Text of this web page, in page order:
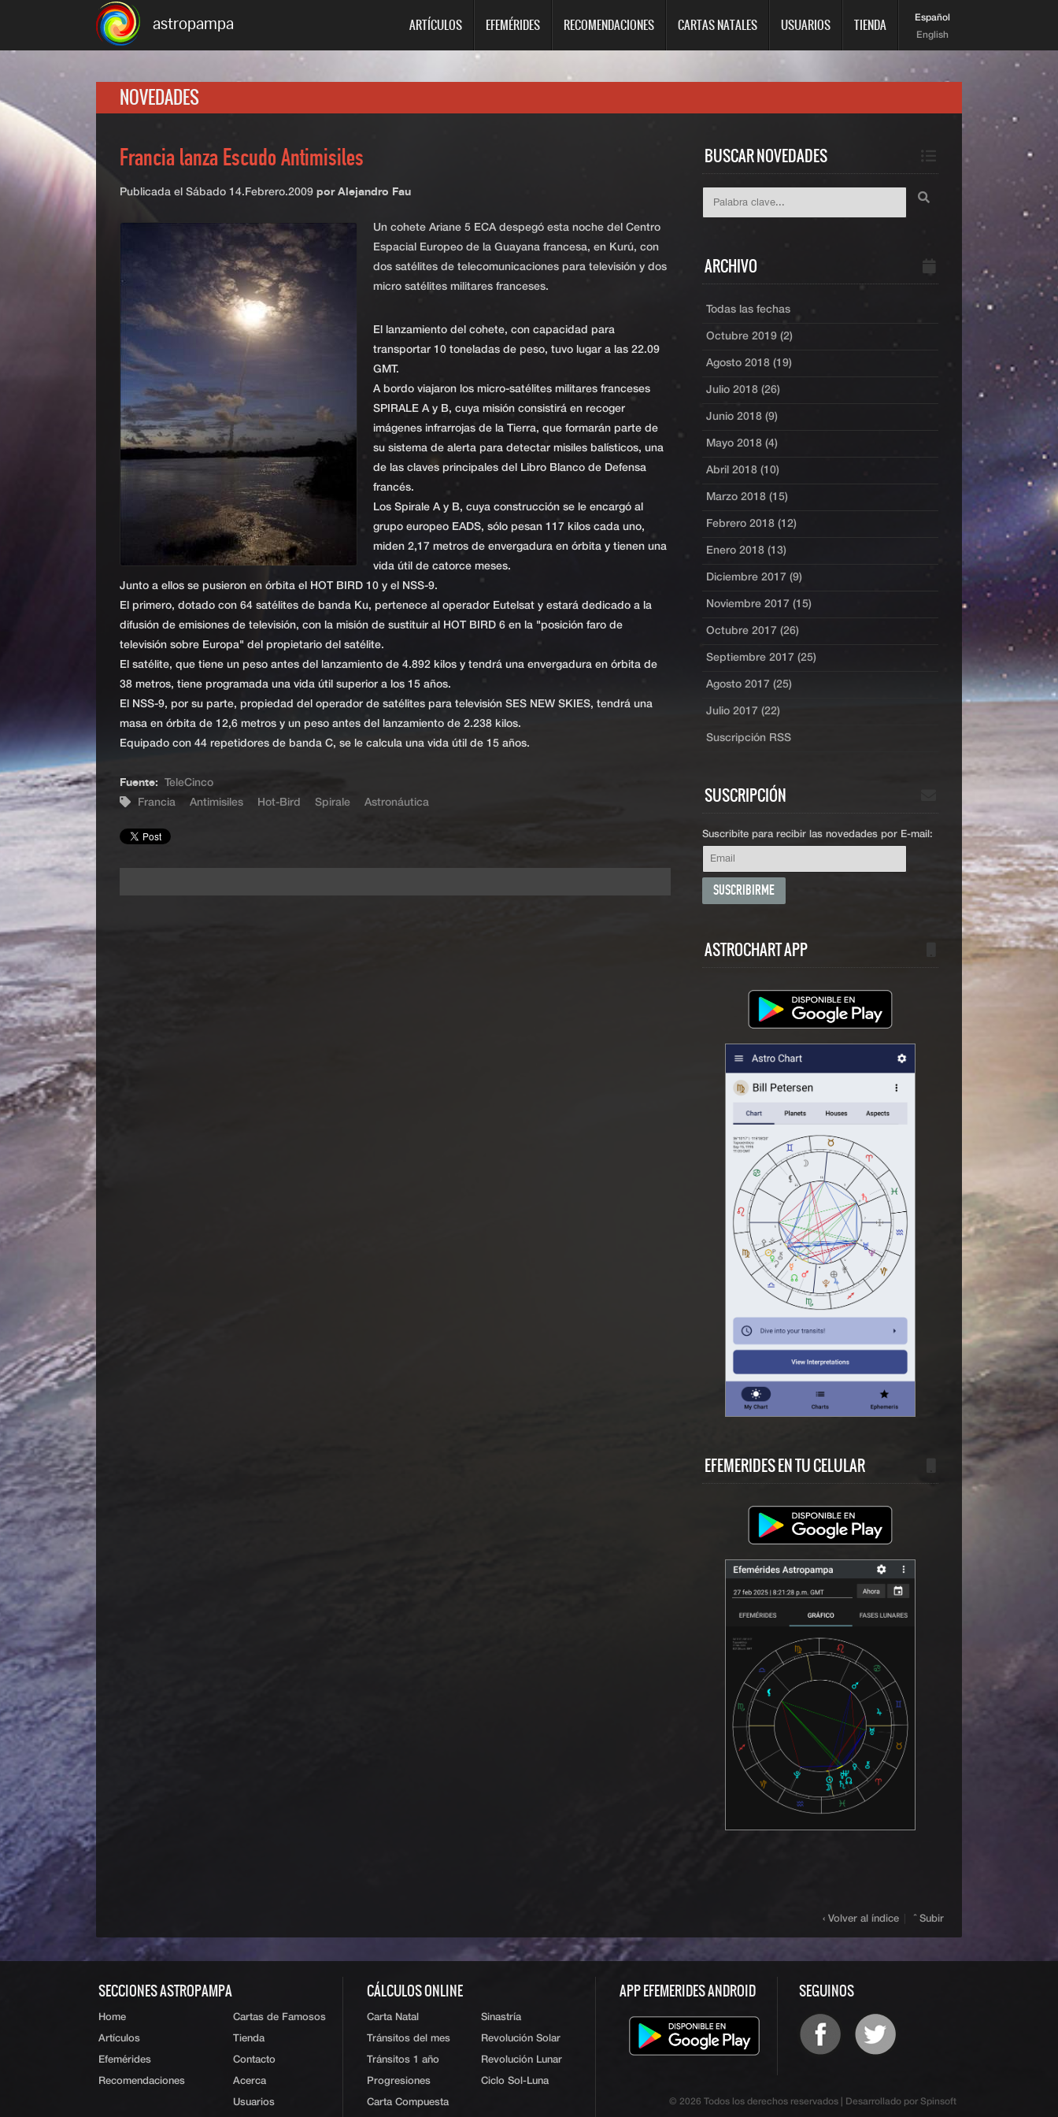
astropampa
Español
English
ARTÍCULOS EFEMÉRIDES RECOMENDACIONES CARTAS NATALES USUARIOS TIENDA
NOVEDADES
Francia lanza Escudo Antimisiles
Publicada el Sábado 14.Febrero.2009 por Alejandro Fau
Un cohete Ariane 5 ECA despegó esta noche del Centro
Espacial Europeo de la Guayana francesa, en Kurú, con
dos satélites de telecomunicaciones para televisión y dos
micro satélites militares franceses.
El lanzamiento del cohete, con capacidad para
transportar 10 toneladas de peso, tuvo lugar a las 22.09
GMT.
A bordo viajaron los micro-satélites militares franceses
SPIRALE A y B, cuya misión consistirá en recoger
imágenes infrarrojas de la Tierra, que formarán parte de
su sistema de alerta para detectar misiles balísticos, una
de las claves principales del Libro Blanco de Defensa
francés.
Los Spirale A y B, cuya construcción se le encargó al
grupo europeo EADS, sólo pesan 117 kilos cada uno,
miden 2,17 metros de envergadura en órbita y tienen una
vida útil de catorce meses.
Junto a ellos se pusieron en órbita el HOT BIRD 10 y el NSS-9.
El primero, dotado con 64 satélites de banda Ku, pertenece al operador Eutelsat y estará dedicado a la
difusión de emisiones de televisión, con la misión de sustituir al HOT BIRD 6 en la "posición faro de
televisión sobre Europa" del propietario del satélite.
El satélite, que tiene un peso antes del lanzamiento de 4.892 kilos y tendrá una envergadura en órbita de
38 metros, tiene programada una vida útil superior a los 15 años.
El NSS-9, por su parte, propiedad del operador de satélites para televisión SES NEW SKIES, tendrá una
masa en órbita de 12,6 metros y un peso antes del lanzamiento de 2.238 kilos.
Equipado con 44 repetidores de banda C, se le calcula una vida útil de 15 años.
Fuente:
TeleCinco
Francia
Antimisiles Hot-Bird Spirale Astronáutica
BUSCAR NOVEDADES
ARCHIVO
Todas las fechas
Octubre 2019 (2)
Agosto 2018 (19)
Julio 2018 (26)
Junio 2018 (9)
Mayo 2018 (4)
Abril 2018 (10)
Marzo 2018 (15)
Febrero 2018 (12)
Enero 2018 (13)
Diciembre 2017 (9)
Noviembre 2017 (15)
Octubre 2017 (26)
Septiembre 2017 (25)
Agosto 2017 (25)
Julio 2017 (22)
Suscripción RSS
SUSCRIPCIÓN
Suscribite para recibir las novedades por E-mail:
ASTROCHART APP
EFEMERIDES EN TU CELULAR
‹ Volver al índice ˆ Subir
SECCIONES ASTROPAMPA
Home
Artículos
Efemérides
Recomendaciones
Cartas de Famosos
Tienda
Contacto
Acerca
Usuarios
CÁLCULOS ONLINE
Carta Natal
Tránsitos del mes
Tránsitos 1 año
Progresiones
Carta Compuesta
Sinastría
Revolución Solar
Revolución Lunar
Ciclo Sol-Luna
APP EFEMERIDES ANDROID SEGUINOS
© 2026 Todos los derechos reservados | Desarrollado por Spinsoft